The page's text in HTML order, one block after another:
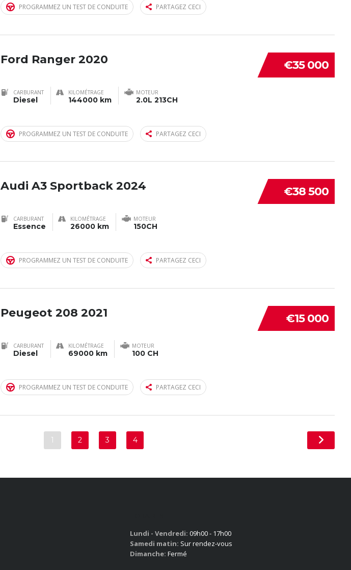
PROGRAMMEZ UN TEST DE CONDUITE PARTAGEZ CECI
€35 000
Ford Ranger 2020
CARBURANT
Diesel
KILOMÉTRAGE
144000 km
MOTEUR
2.0L 213CH
PROGRAMMEZ UN TEST DE CONDUITE PARTAGEZ CECI
€38 500
Audi A3 Sportback 2024
CARBURANT
Essence
KILOMÉTRAGE
26000 km
MOTEUR
150CH
PROGRAMMEZ UN TEST DE CONDUITE PARTAGEZ CECI
€15 000
Peugeot 208 2021
CARBURANT
Diesel
KILOMÉTRAGE
69000 km
MOTEUR
100 CH
PROGRAMMEZ UN TEST DE CONDUITE PARTAGEZ CECI
1 2 3 4
Lundi - Vendredi: 09h00 - 17h00
Samedi matin: Sur rendez-vous
Dimanche: Fermé